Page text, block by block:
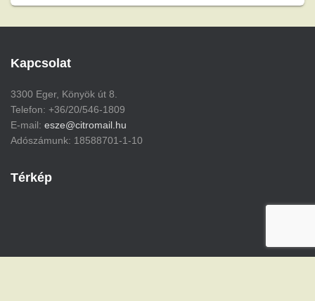
Kapcsolat
3300 Eger, Könyök út 8.
Telefon: +36/20/546-1809
E-mail: esze@citromail.hu
Adószámunk: 18588701-1-10
Térkép